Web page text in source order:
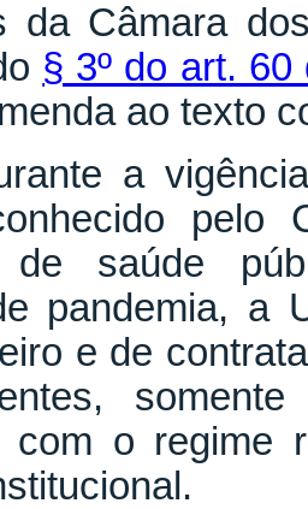
da Câmara
§ 3º do art.
ao texto
a
pelo
de saúde
pandemia, a
e de
com o regime